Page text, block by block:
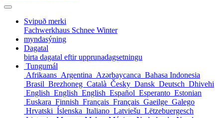
Svipuð merki
Fachwerkhaus Schnee Winter
myndasýning
Dagatal
birta dagatal eftir upprunadagsetningu
Tungumál
Afrikaans Argentina Azərbaycanca Bahasa Indonesia
Brasil Brezhoneg Català Česky Dansk Deutsch Dhivehi
English English English Español Esperanto Estonian
Euskara Finnish Français Français Gaeilge Galego
Hrvatski Íslenska Italiano Latviešu Lëtzebuergesch